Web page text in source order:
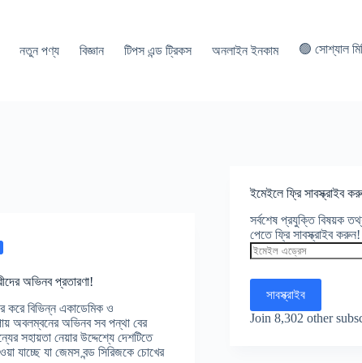
নতুন পণ্য বিজ্ঞান টিপস এন্ড ট্রিকস অনলাইন ইনকাম 🟢 সোশ্যাল
অভিনব প্রতারণা!
করে বিভিন্ন একাডেমিক ও
অবলম্বনের অভিনব সব পন্থা বের
সহায়তা নেয়ার উদ্দেশ্যে দেশটিতে
যাচ্ছে যা জেমস বন্ড সিরিজকে চোখের
ইমেইলে ফ্রি সাবস্ক্রাইব
সর্বশেষ প্রযুক্তি বিষয়ক
পেতে ফ্রি সাবস্ক্রাইব করুন!
ইমেইল
এড্রেস
সাবস্ক্রাইব
Join 8,302 other